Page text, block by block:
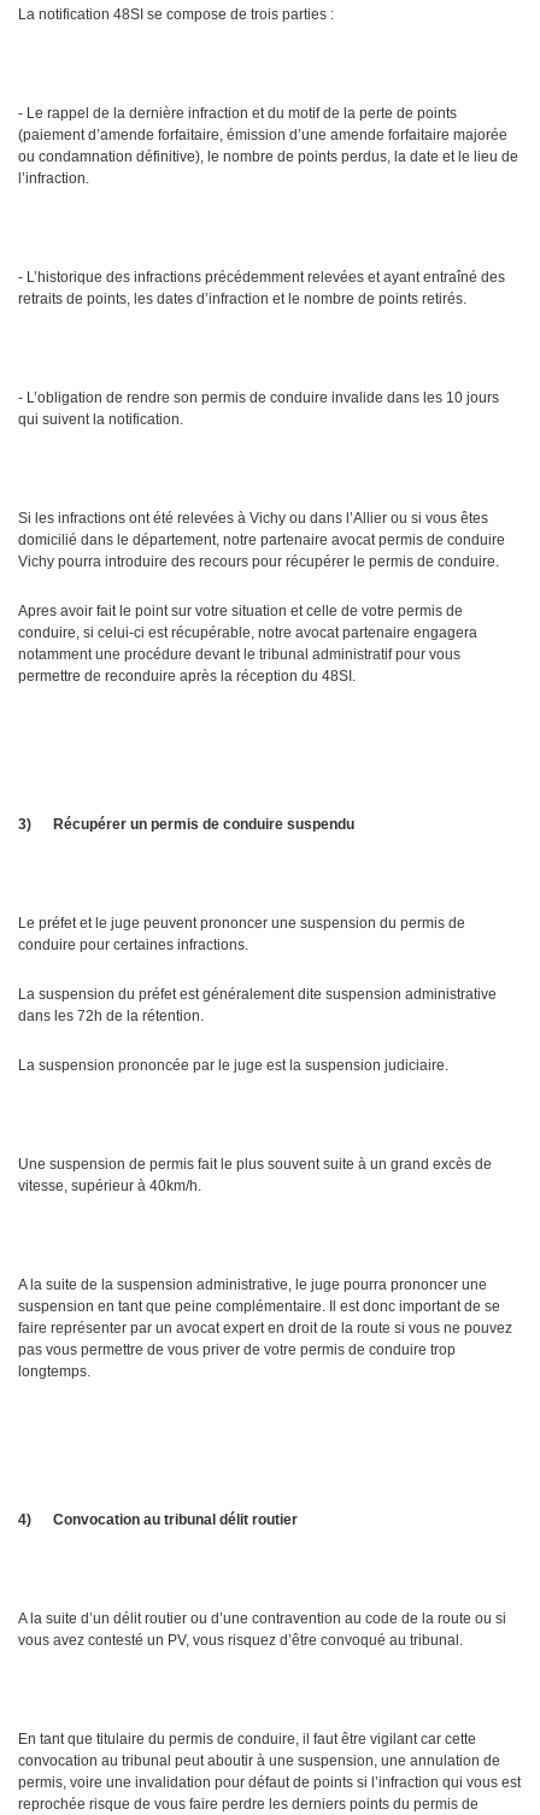
La notification 48SI se compose de trois parties :
- Le rappel de la dernière infraction et du motif de la perte de points
(paiement d’amende forfaitaire, émission d’une amende forfaitaire majorée
ou condamnation définitive), le nombre de points perdus, la date et le lieu de
l’infraction.
- L’historique des infractions précédemment relevées et ayant entraîné des
retraits de points, les dates d’infraction et le nombre de points retirés.
- L’obligation de rendre son permis de conduire invalide dans les 10 jours
qui suivent la notification.
Si les infractions ont été relevées à Vichy ou dans l’Allier ou si vous êtes
domicilié dans le département, notre partenaire avocat permis de conduire
Vichy pourra introduire des recours pour récupérer le permis de conduire.
Apres avoir fait le point sur votre situation et celle de votre permis de
conduire, si celui-ci est récupérable, notre avocat partenaire engagera
notamment une procédure devant le tribunal administratif pour vous
permettre de reconduire après la réception du 48SI.
3) Récupérer un permis de conduire suspendu
Le préfet et le juge peuvent prononcer une suspension du permis de
conduire pour certaines infractions.
La suspension du préfet est généralement dite suspension administrative
dans les 72h de la rétention.
La suspension prononcée par le juge est la suspension judiciaire.
Une suspension de permis fait le plus souvent suite à un grand excès de
vitesse, supérieur à 40km/h.
A la suite de la suspension administrative, le juge pourra prononcer une
suspension en tant que peine complémentaire. Il est donc important de se
faire représenter par un avocat expert en droit de la route si vous ne pouvez
pas vous permettre de vous priver de votre permis de conduire trop
longtemps.
4) Convocation au tribunal délit routier
A la suite d’un délit routier ou d’une contravention au code de la route ou si
vous avez contesté un PV, vous risquez d’être convoqué au tribunal.
En tant que titulaire du permis de conduire, il faut être vigilant car cette
convocation au tribunal peut aboutir à une suspension, une annulation de
permis, voire une invalidation pour défaut de points si l’infraction qui vous est
reprochée risque de vous faire perdre les derniers points du permis de